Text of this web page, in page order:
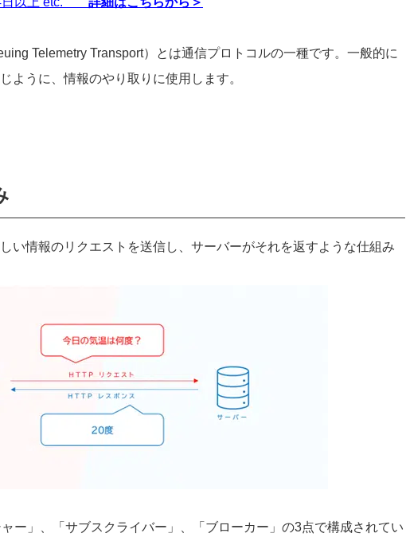
Telemetry Transport）とは通信プロトコルの一種です。一般的に
ように、情報のやり取りに使用します。
い情報のリクエストを送信し、サーバーがそれを返すような仕組み
ー」、「サブスクライバー」、「ブローカー」の3点で構成されてい